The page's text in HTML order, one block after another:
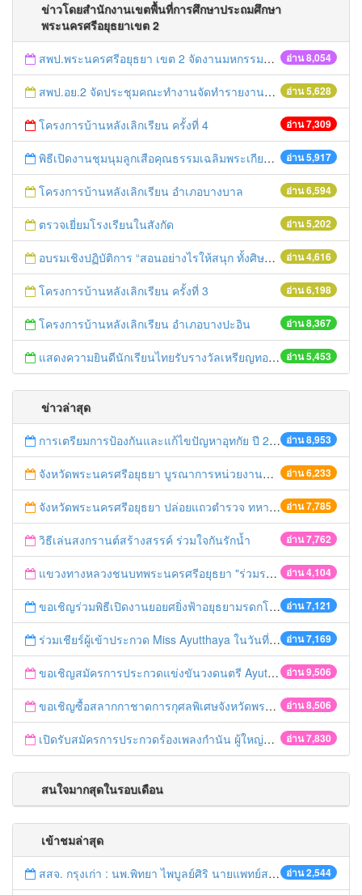
ข่าวโดยสำนักงานเขตพื้นที่การศึกษาประถมศึกษา
พระนครศรีอยุธยาเขต 2
อ่าน 8,054
สพป.พระนครศรีอยุธยา เขต 2 จัดงานมหกรรมการศึกษาอยุธยาสู่อาเซียน
อ่าน 5,628
สพป.อย.2 จัดประชุมคณะทำงานจัดทำรายงานและติดตามประเมินผลการควบคุมภายใน
อ่าน 7,309
โครงการบ้านหลังเลิกเรียน ครั้งที่ 4
อ่าน 5,917
พิธีเปิดงานชุมนุมลูกเสือคุณธรรมเฉลิมพระเกียรติองค์พระประมุข ครั้งที่ ๔
อ่าน 6,594
โครงการบ้านหลังเลิกเรียน อำเภอบางบาล
อ่าน 5,202
ตรวจเยี่ยมโรงเรียนในสังกัด
อ่าน 4,616
อบรมเชิงปฏิบัติการ “สอนอย่างไรให้สนุก ทั้งศิษย์และครูประทับใจ”
อ่าน 6,198
โครงการบ้านหลังเลิกเรียน ครั้งที่ 3
อ่าน 8,367
โครงการบ้านหลังเลิกเรียน อำเภอบางปะอิน
อ่าน 5,453
แสดงความยินดีนักเรียนไทยรับรางวัลเหรียญทองการแข่งขันคณิตศาสตร์โลก
ข่าวล่าสุด
อ่าน 8,953
การเตรียมการป้องกันและแก้ไขปัญหาอุทกัย ปี 2561
อ่าน 6,233
จังหวัดพระนครศรีอยุธยา บูรณาการหน่วยงานที่เกี่ยวข้อง ลงพื้นที่จัดระเบียบและดำเนินมาตรการตามบทลงโทษสูงสุดกับผู้ประกอบการร้านค้าที่ยังฝ่าฝืนตั้งร้านค้ารุกล้ำเขตพื้นที่ทางหลวง เตรียมความปลอดภัยก่อนเทศกาลสงกรานต์
อ่าน 7,785
จังหวัดพระนครศรีอยุธยา ปล่อยแถวตำรวจ ทหาร ฝ่ายปกครอง กว่า 100 นาย ตรวจเข้มท่ารถสาธารณะ สถานีขนส่งรถโดยสาร วินรถตู้ และสถานีรถไฟ เตรียมรับมือเทศกาลสงกรานต์
อ่าน 7,762
วิธีเล่นสงกรานต์สร้างสรรค์ ร่วมใจกันรักน้ำ
อ่าน 4,104
แขวงทางหลวงชนบทพระนครศรีอยุธยา "ร่วมรณรงค์ ขับช้า เปิดไฟหน้า คาดเข็มขัด" เทศกาลสงกรานต์ ปี 2561
อ่าน 7,121
ขอเชิญร่วมพิธีเปิดงานยอยศยิ่งฟ้าอยุธยามรดกโลก
อ่าน 7,169
ร่วมเชียร์ผู้เข้าประกวด Miss Ayutthaya ในวันที่ 15 ธันวาคม 2560
อ่าน 9,506
ขอเชิญสมัครการประกวดแข่งขันวงดนตรี Ayutthaya battle of the bands
อ่าน 8,506
ขอเชิญซื้อสลากกาชาดการกุศลพิเศษจังหวัดพระนครศรีอยุธยา 2560
อ่าน 7,830
เปิดรับสมัครการประกวดร้องเพลงกำนัน ผู้ใหญ่บ้าน ฯลฯ
สนใจมากสุดในรอบเดือน
เข้าชมล่าสุด
อ่าน 2,544
สสจ. กรุงเก่า : นพ.พิทยา ไพบูลย์ศิริ นายแพทย์สาธารณสุขจังหวัดพระนครศรีอยุธยา ประธานการประชุม VDO Conference เรื่องการจัดสรรแพทย์ ปี พ.ศ.2558 โดยมี ผู้อำนวยการโรงพยาบาล/หัวหน้ากลุ่มงาน และผู้เกี่ยวข้อง เข้าร่วมประชุมเพื่อรับทราบนโยบายและแนวทางในการปฎิบัติ ณ ห้องประชุมไทรงาม สำนักงานสาธารณสุขจังหวัดพระนครศรีอยุธยา